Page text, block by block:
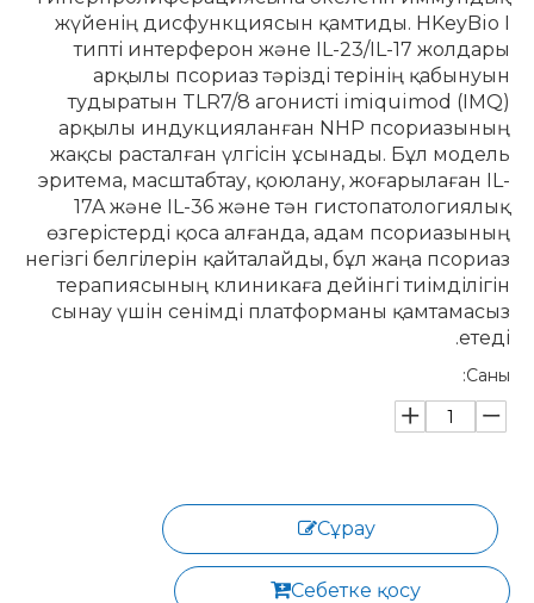
жүйенің дисфункциясын қамтиды. HKeyBio I
типті интерферон және IL-23/IL-17 жолдары
арқылы псориаз тәрізді терінің қабынуын
тудыратын TLR7/8 агонисті imiquimod (IMQ)
арқылы индукцияланған NHP псориазының
жақсы расталған үлгісін ұсынады. Бұл модель
эритема, масштабтау, қоюлану, жоғарылаған IL-
17A және IL-36 және тән гистопатологиялық
өзгерістерді қоса алғанда, адам псориазының
негізгі белгілерін қайталайды, бұл жаңа псориаз
терапиясының клиникаға дейінгі тиімділігін
сынау үшін сенімді платформаны қамтамасыз
етеді.
Саны:
Сұрау
Себетке қосу